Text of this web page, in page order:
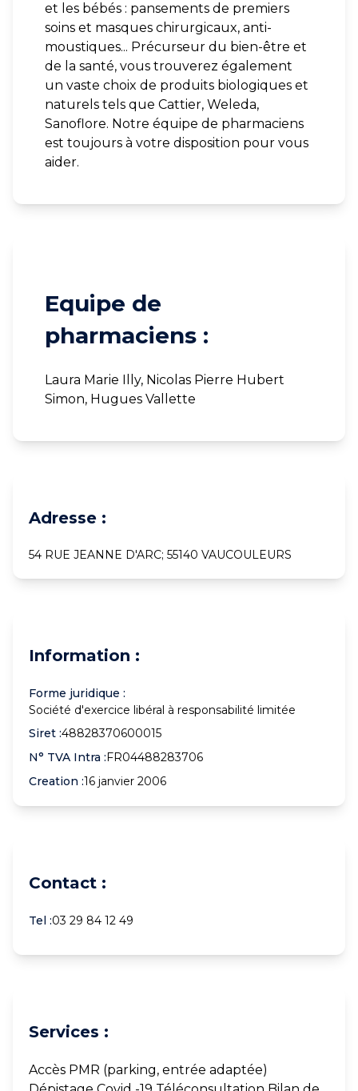
et les bébés : pansements de premiers
soins et masques chirurgicaux, anti-
moustiques... Précurseur du bien-être et
de la santé, vous trouverez également
un vaste choix de produits biologiques et
naturels tels que Cattier, Weleda,
Sanoflore. Notre équipe de pharmaciens
est toujours à votre disposition pour vous
aider.
Equipe de
pharmaciens :
Laura Marie Illy, Nicolas Pierre Hubert
Simon, Hugues Vallette
Adresse :
54 RUE JEANNE D'ARC; 55140 VAUCOULEURS
Information :
Forme juridique :
Société d'exercice libéral à responsabilité limitée
Siret :48828370600015
N° TVA Intra :FR04488283706
Creation :16 janvier 2006
Contact :
Tel :03 29 84 12 49
Services :
Accès PMR (parking, entrée adaptée)